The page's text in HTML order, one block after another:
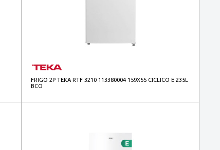
FRIGO 2P TEKA RTF 3210 113380004 159X55 CICLICO E 235L
BCO